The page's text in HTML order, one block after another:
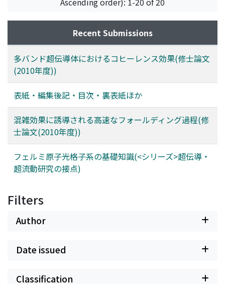
Recent Submissions
多バンド超伝導体におけるコヒーレンス効果(修士論文
(2010年度))
表紙・編集後記・目次・裏表紙ほか
混雑効果に誘導される高速なフォールディング過程(修
士論文(2010年度))
フェルミ原子光格子系の基礎知識(<シリーズ>超伝導・
超流動研究の接点)
Filters
Author
Date issued
Classification